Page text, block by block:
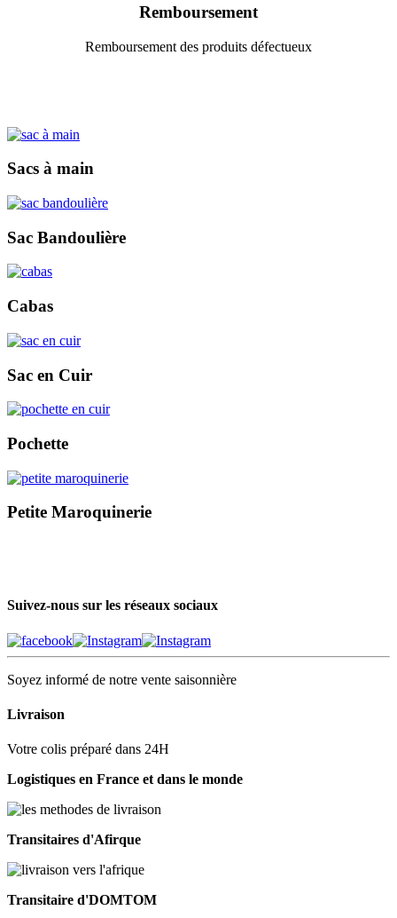
Remboursement
Remboursement des produits défectueux
Sacs à main
Sac Bandoulière
Cabas
Sac en Cuir
Pochette
Petite Maroquinerie
Suivez-nous sur les réseaux sociaux
Soyez informé de notre vente saisonnière
Livraison
Votre colis préparé dans 24H
Logistiques en France et dans le monde
Transitaires d'Afirque
Transitaire d'DOMTOM